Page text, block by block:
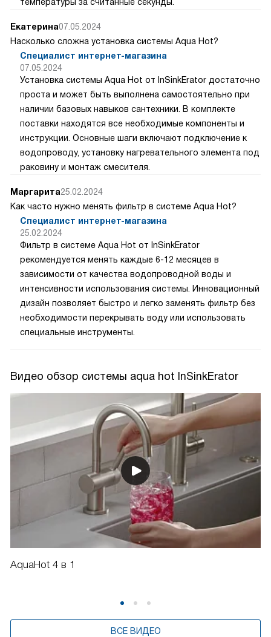
Екатерина07.05.2024
Насколько сложна установка системы Aqua Hot?
Специалист интернет-магазина
07.05.2024
Установка системы Aqua Hot от InSinkErator достаточно
проста и может быть выполнена самостоятельно при
наличии базовых навыков сантехники. В комплекте
поставки находятся все необходимые компоненты и
инструкции. Основные шаги включают подключение к
водопроводу, установку нагревательного элемента под
раковину и монтаж смесителя.
Маргарита25.02.2024
Как часто нужно менять фильтр в системе Aqua Hot?
Специалист интернет-магазина
25.02.2024
Фильтр в системе Aqua Hot от InSinkErator
рекомендуется менять каждые 6-12 месяцев в
зависимости от качества водопроводной воды и
интенсивности использования системы. Инновационный
дизайн позволяет быстро и легко заменять фильтр без
необходимости перекрывать воду или использовать
специальные инструменты.
Видео обзор системы aqua hot InSinkErator
AquaHot 4 в 1
ВСЕ ВИДЕО